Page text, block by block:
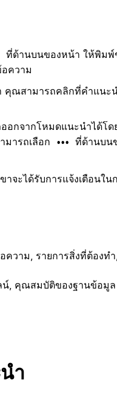
ที่ด้านบนของหน้า ให้พิมพ์
ความ
ณสามารถคลิกที่คำแนะน
กจากโหมดแนะนำได้โด
ารถเลือก •••
ที่ด้านบน
จะได้รับการแจ้งเตือนใน
วาม, รายการสิ่งที่ต้องท
, คุณสมบัติของฐานข้อมู
ำ